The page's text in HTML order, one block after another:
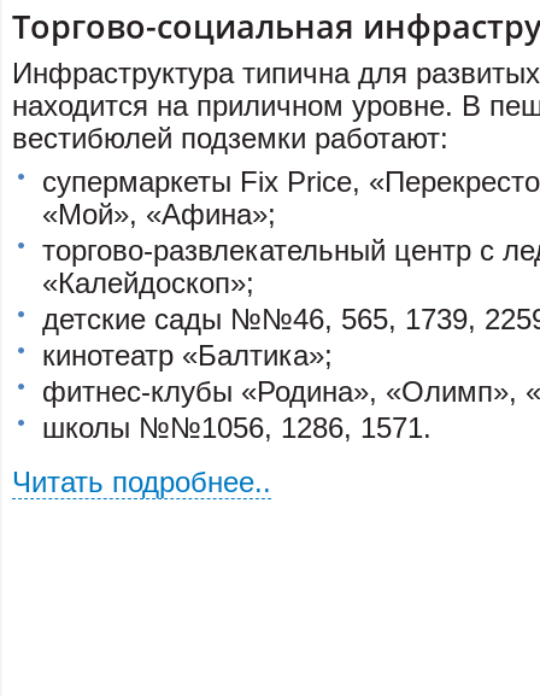
Торгово-социальная
Инфраструктура типична для
находится на приличном уровне. В
вестибюлей подземки работают:
супермаркеты Fix Price,
«Мой», «Афина»;
торгово-развлекательный центр с
«Калейдоскоп»;
детские сады №№46, 565, 1739,
кинотеатр «Балтика»;
фитнес-клубы «Родина», «Олимп»,
школы №№1056, 1286, 1571.
Читать подробнее..